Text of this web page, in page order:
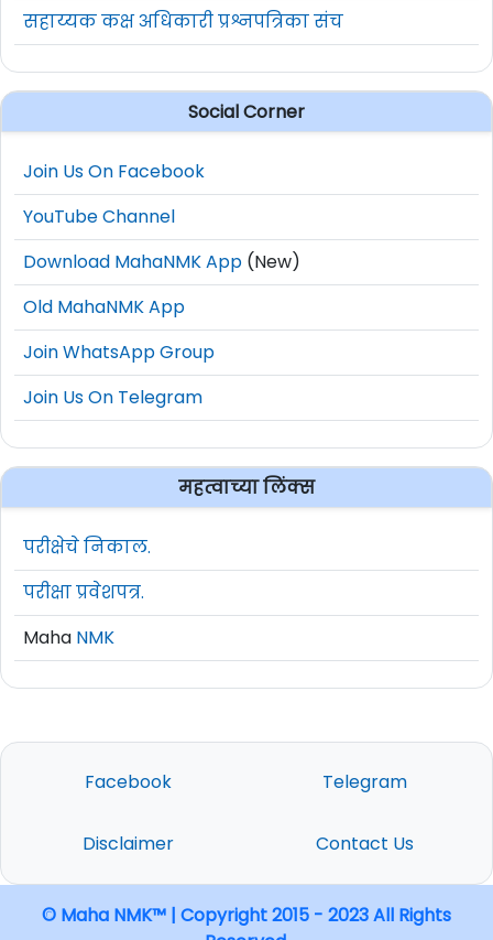
सहाय्यक कक्ष अधिकारी प्रश्नपत्रिका संच
Social Corner
Join Us On Facebook
YouTube Channel
Download MahaNMK App (New)
Old MahaNMK App
Join WhatsApp Group
Join Us On Telegram
महत्वाच्या लिंक्स
परीक्षेचे निकाल.
परीक्षा प्रवेशपत्र.
Maha NMK
Facebook Telegram
Disclaimer Contact Us
© Maha NMK™ | Copyright 2015 - 2023 All Rights